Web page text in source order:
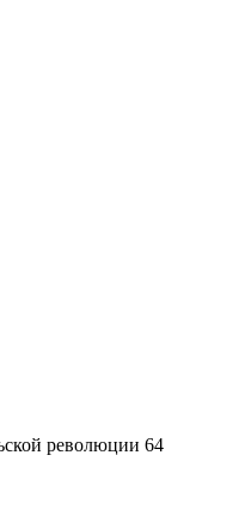
революции 64